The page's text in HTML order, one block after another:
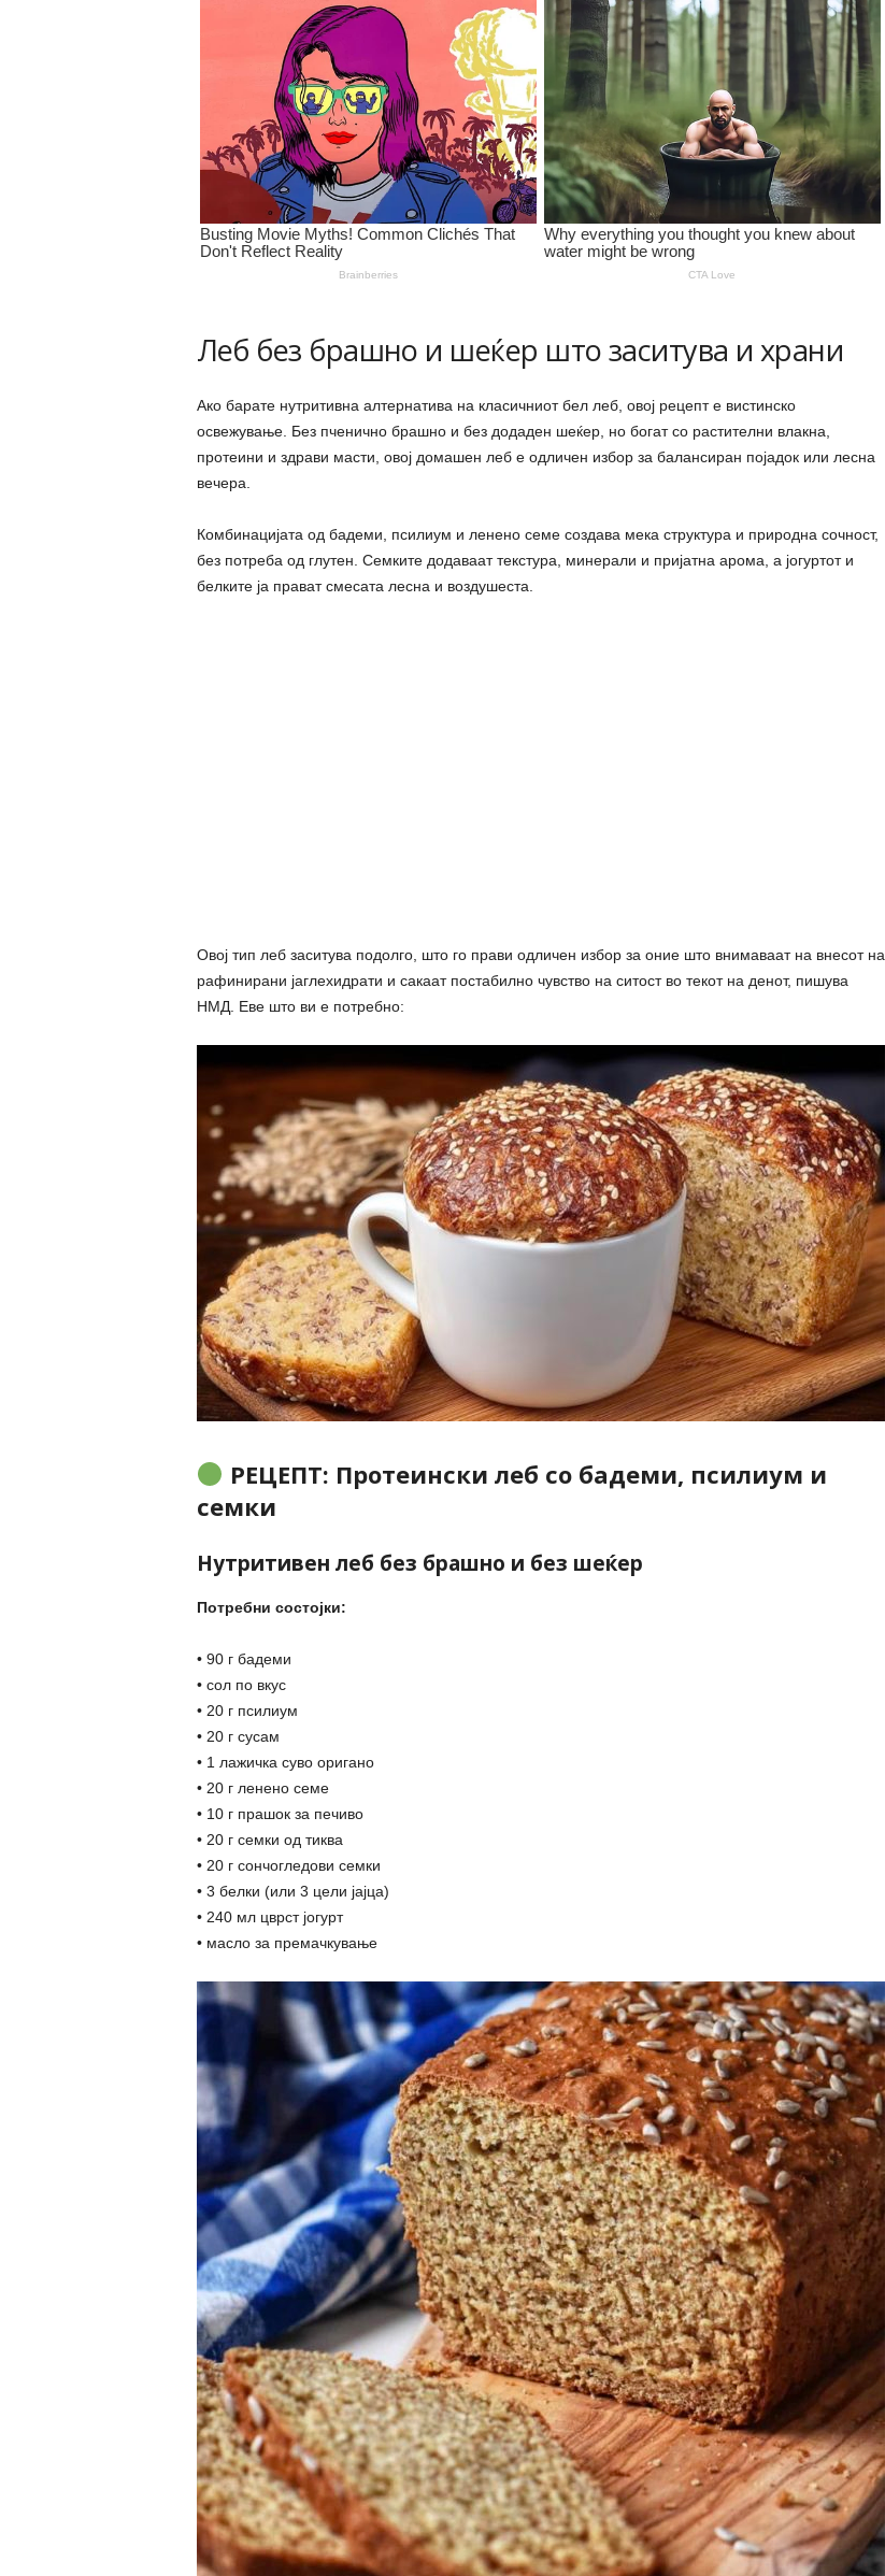
Леб без брашно и шеќер што заситува и храни
Ако барате нутритивна алтернатива на класичниот бел леб, овој рецепт е вистинско
освежување. Без пченично брашно и без додаден шеќер, но богат со растителни влакна,
протеини и здрави масти, овој домашен леб е одличен избор за балансиран појадок или лесна
вечера.
Комбинацијата од бадеми, псилиум и ленено семе создава мека структура и природна сочност,
без потреба од глутен. Семките додаваат текстура, минерали и пријатна арома, а јогуртот и
белките ја прават смесата лесна и воздушеста.
Овој тип леб заситува подолго, што го прави одличен избор за оние што внимаваат на внесот на
рафинирани јаглехидрати и сакаат постабилно чувство на ситост во текот на денот, пишува
НМД. Еве што ви е потребно:
РЕЦЕПТ: Протеински леб со бадеми, псилиум и
семки
Нутритивен леб без брашно и без шеќер
Потребни состојки:
• 90 г бадеми
• сол по вкус
• 20 г псилиум
• 20 г сусам
• 1 лажичка суво оригано
• 20 г ленено семе
• 10 г прашок за печиво
• 20 г семки од тиква
• 20 г сончогледови семки
• 3 белки (или 3 цели јајца)
• 240 мл цврст јогурт
• масло за премачкување